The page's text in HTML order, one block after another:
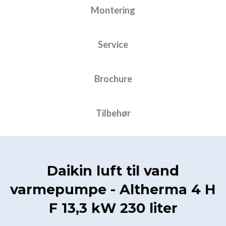
Montering
Service
Brochure
Tilbehør
Daikin luft til vand
varmepumpe - Altherma 4 H
F 13,3 kW 230 liter